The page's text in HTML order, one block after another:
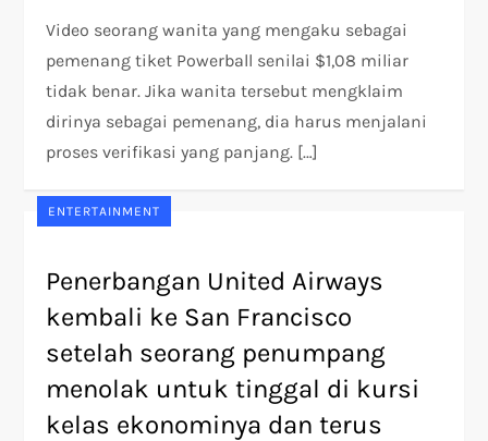
Video seorang wanita yang mengaku sebagai
pemenang tiket Powerball senilai $1,08 miliar
tidak benar. Jika wanita tersebut mengklaim
dirinya sebagai pemenang, dia harus menjalani
proses verifikasi yang panjang. […]
ENTERTAINMENT
Penerbangan United Airways
kembali ke San Francisco
setelah seorang penumpang
menolak untuk tinggal di kursi
kelas ekonominya dan terus